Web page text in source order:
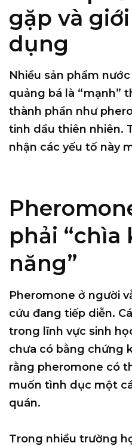
gặp và
dụng
Nhiều sản phẩm
quảng bá là “mạnh”
thành phần như
tinh dầu thiên nhiên.
nhận các yếu tố này
phải “chìa
năng”
Pheromone ở người
cứu đang tiếp diễn.
trong lĩnh vực sinh
chưa có bằng chứng
rằng pheromone có
muốn tình dục một
quán.
Trong nhiều trường